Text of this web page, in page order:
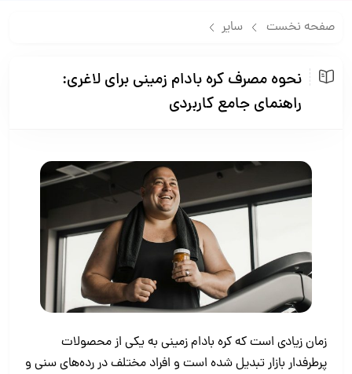
صفحه نخست سایر
نحوه مصرف کره بادام زمینی برای لاغری:
راهنمای جامع کاربردی
زمان زیادی است که کره بادام زمینی به یکی از محصولات
پرطرفدار بازار تبدیل شده است و افراد مختلف در رده‌های سنی و